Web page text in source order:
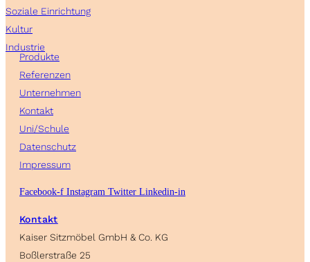
Soziale Einrichtung
Kultur
Industrie
Produkte
Referenzen
Unternehmen
Kontakt
Uni/Schule
Datenschutz
Impressum
Facebook-f Instagram Twitter Linkedin-in
Kontakt
Kaiser Sitzmöbel GmbH & Co. KG
Boßlerstraße 25